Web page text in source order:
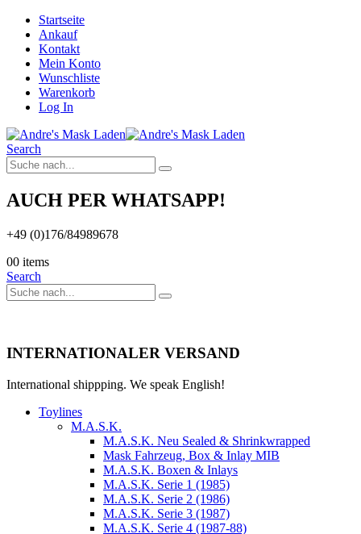
Startseite
Ankauf
Kontakt
Mein Konto
Wunschliste
Warenkorb
Log In
Search
AUCH PER WHATSAPP!
+49 (0)176/84989678
00 items
Search
INTERNATIONALER VERSAND
International shippping. We speak English!
Toylines
M.A.S.K.
M.A.S.K. Neu Sealed & Shrinkwrapped
Mask Fahrzeug, Box & Inlay MIB
M.A.S.K. Boxen & Inlays
M.A.S.K. Serie 1 (1985)
M.A.S.K. Serie 2 (1986)
M.A.S.K. Serie 3 (1987)
M.A.S.K. Serie 4 (1987-88)